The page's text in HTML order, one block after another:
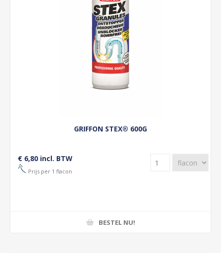
GRIFFON STEX® 600G
€ 6,80 incl. BTW
Prijs per 1 flacon
BESTEL NU!